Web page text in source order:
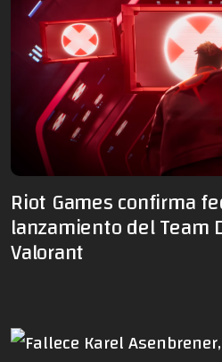
Riot Games confirma
lanzamiento del Team
Valorant